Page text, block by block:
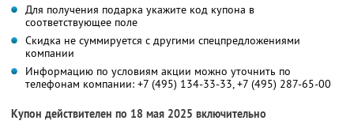
Для получения подарка укажите код купона в
соответствующее поле
Скидка не суммируется с другими спецпредложениями
компании
Информацию по условиям акции можно уточнить по
телефонам компании: +7 (495) 134-33-33, +7 (495) 287-65-00
Купон действителен по 18 мая 2025 включительно